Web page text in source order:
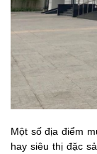
bách hóa
1. Cửa
phẩm sạch
Dương
2. Cửa
hoá Kim
3. Cửa
hoá Trung
Một số địa điểm
hay siêu thị đặc